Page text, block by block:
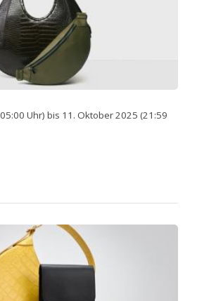
Uhr) bis 11. Oktober 2025 (21:59